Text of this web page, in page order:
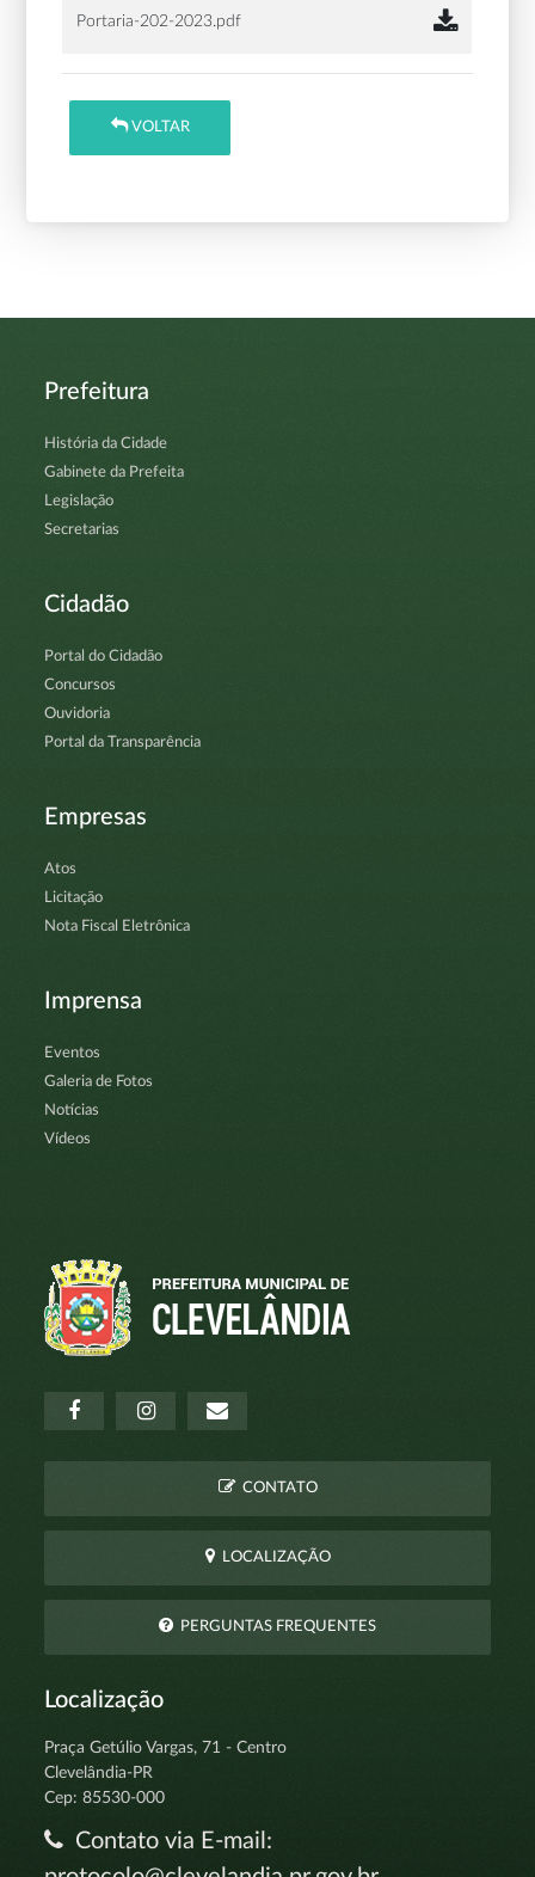
Portaria-202-2023.pdf
VOLTAR
Prefeitura
História da Cidade
Gabinete da Prefeita
Legislação
Secretarias
Cidadão
Portal do Cidadão
Concursos
Ouvidoria
Portal da Transparência
Empresas
Atos
Licitação
Nota Fiscal Eletrônica
Imprensa
Eventos
Galeria de Fotos
Notícias
Vídeos
CONTATO
LOCALIZAÇÃO
PERGUNTAS FREQUENTES
Localização
Praça Getúlio Vargas, 71 - Centro
Clevelândia-PR
Cep: 85530-000
Contato via E-mail: